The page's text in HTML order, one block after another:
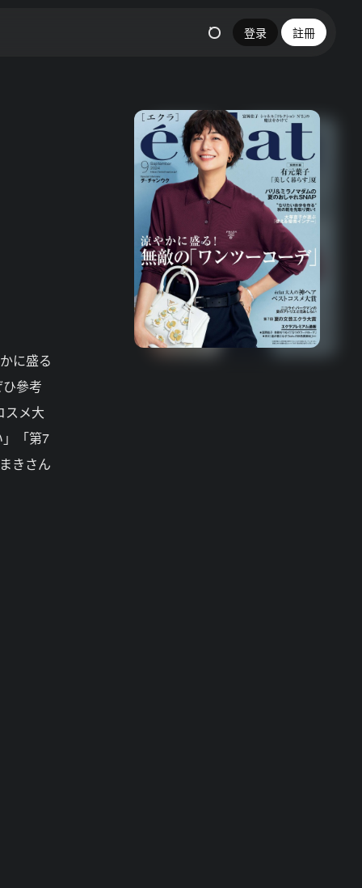
登录 註冊
に盛る
參考
スメ大
「第7
きさん